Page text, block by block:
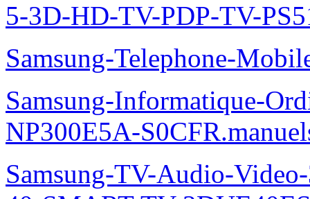
5-3D-HD-TV-PDP-TV-
Samsung-Telephone-
Samsung-Informatique-
NP300E5A-
Samsung-TV-Audio-